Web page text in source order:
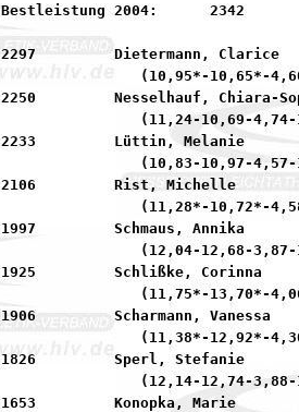
Bestleistung 2004:	2342         Frank, Julia            92 SKG Sprendlingen
2297         Dietermann, Clarice
(10,95*-10,65*-
2250         Nesselhauf, Chiara-
(11,24-10,69-
2233         Lüttin, Melanie
(10,83-10,97-
2106         Rist, Michelle
(11,28*-10,72*-
1997         Schmaus, Annika
(12,04-12,68-
1925         Schlißke, Corinna
(11,75*-13,70*-
1906         Scharmann, Vanessa
(11,38*-12,92*-
1826         Sperl, Stefanie
(12,14-12,74-
1653         Konopka, Marie